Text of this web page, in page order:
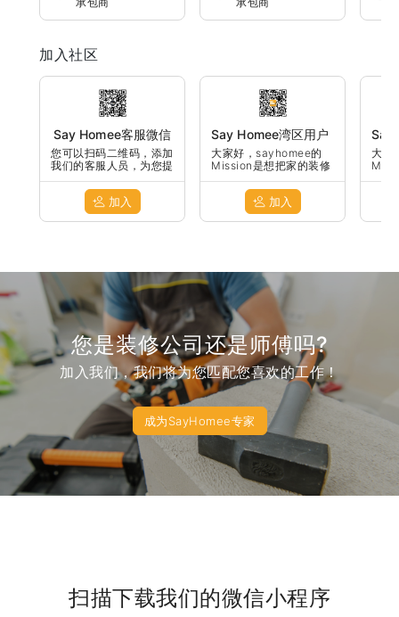
空调安装ADU房屋
翻新
加入社区
Say Homee客服微信
您可以扫码二维码，添加
我们的客服人员，为您提
加入
Say Homee湾区用户
交流群
大家好，sayhomee的
Mission是想把家的装修
明。我们知道要找好的师
傅很困难，价格也不明
确，所以我们已经帮大家
支付。我们建群的目的主
要是想了解大家对装修的
痛点，并且可以互相推荐
好的师傅。希望大家可以
在这里分享。如果有需要
装修的，也可以私聊。大
家也可以在这里推荐正在
sale的建材，以及图片或
者师傅。希望大家的家都
可以装修的美美的。谢谢
加入
Say
建
大家
您是装修公司还是师傅吗?
加入我们，我们将为您匹配您喜欢的工作！
成为SayHomee专家
扫描下载我们的微信小程序